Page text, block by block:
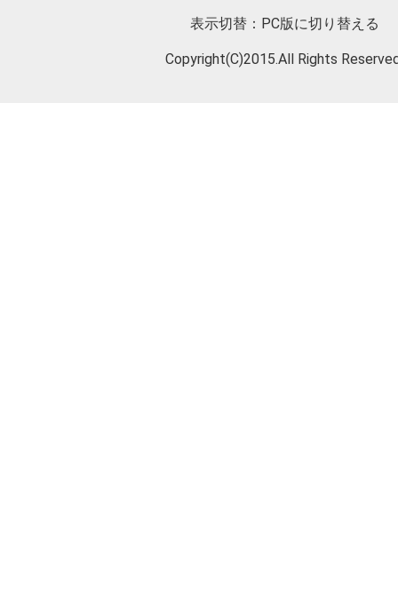
表示切替： PC版に切り替える
Copyright(C)2015.All Rights